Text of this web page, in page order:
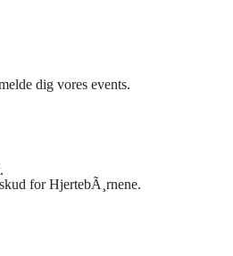
dig vores events.
for HjertebÃ¸rnene.